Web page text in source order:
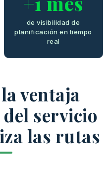
de visibilidad de
planificación en tiempo
real
ventaja
servicio
las rutas